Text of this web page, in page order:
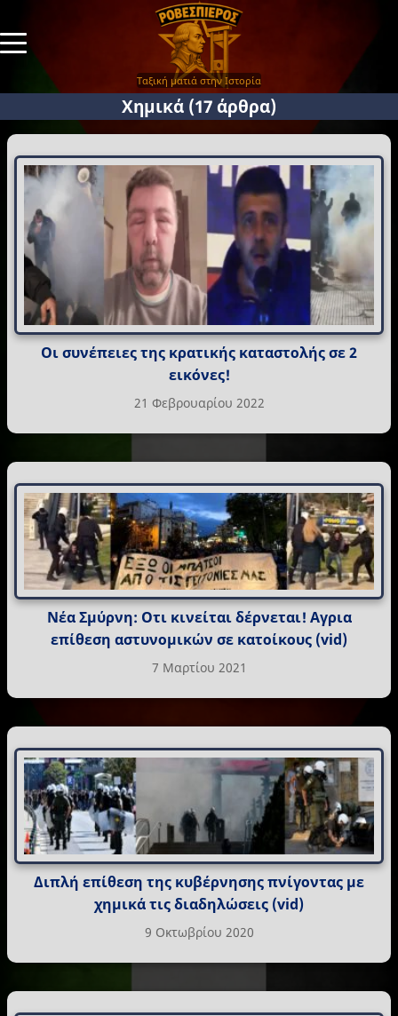
Ταξική ματιά στην Ιστορία
Χημικά (17 άρθρα)
Οι συνέπειες της κρατικής καταστολής σε 2
εικόνες!
21 Φεβρουαρίου 2022
Νέα Σμύρνη: Οτι κινείται δέρνεται! Αγρια
επίθεση αστυνομικών σε κατοίκους (vid)
7 Μαρτίου 2021
Διπλή επίθεση της κυβέρνησης πνίγοντας με
χημικά τις διαδηλώσεις (vid)
9 Οκτωβρίου 2020